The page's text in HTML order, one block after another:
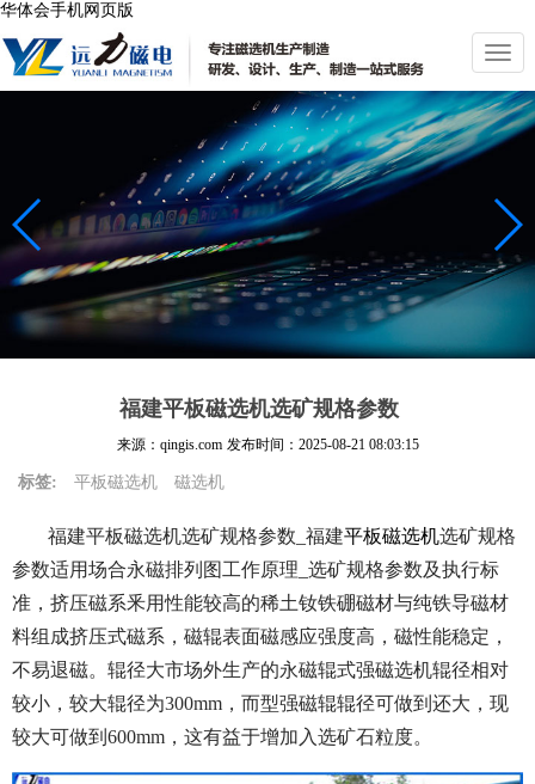
华体会手机网页版
切
换
导
航
福建平板磁选机选矿规格参数
来源：qingis.com 发布时间： 2025-08-21 08:03:15
标签: 平板磁选机 磁选机
福建平板磁选机选矿规格参数_福建平板磁选机选矿规格
参数适用场合永磁排列图工作原理_选矿规格参数及执行标
准，挤压磁系釆用性能较高的稀土钕铁硼磁材与纯铁导磁材
料组成挤压式磁系，磁辊表面磁感应强度高，磁性能稳定，
不易退磁。辊径大市场外生产的永磁辊式强磁选机辊径相对
较小，较大辊径为300mm，而型强磁辊辊径可做到还大，现
较大可做到600mm，这有益于增加入选矿石粒度。